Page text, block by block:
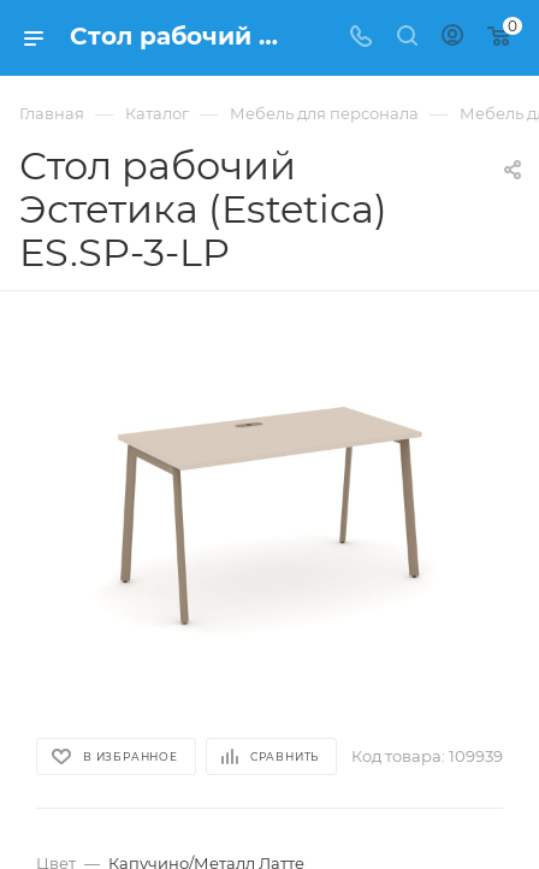
Стол рабочий Эстетика (Estetica) ES.SP-3-LP купить в Москве, цена 22 004 ₽. - интернет-магазин ФРАНКОМ 0
Главная — Каталог — Мебель для персонала — Мебель
Стол рабочий
Эстетика (Estetica)
ES.SP-3-LP
В ИЗБРАННОЕ СРАВНИТЬ Код товара: 109939
Цвет — Капучино/Металл Латте